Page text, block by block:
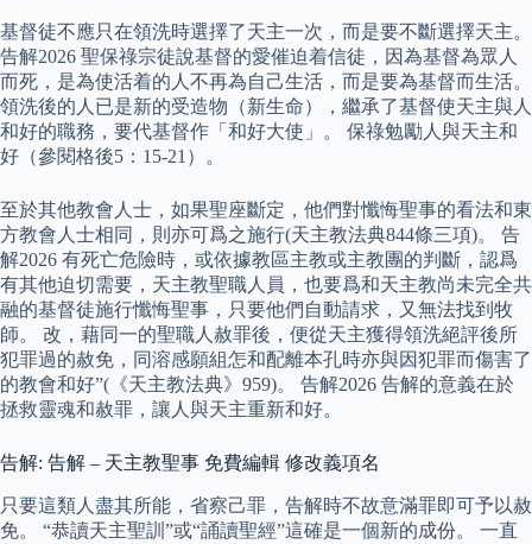
基督徒不應只在領洗時選擇了天主一次，而是要不斷選擇天主。
告解2026 聖保祿宗徒說基督的愛催迫着信徒，因為基督為眾人
而死，是為使活着的人不再為自己生活，而是要為基督而生活。
領洗後的人已是新的受造物（新生命），繼承了基督使天主與人
和好的職務，要代基督作「和好大使」。 保祿勉勵人與天主和
好（參閱格後5：15-21）。
至於其他教會人士，如果聖座斷定，他們對懺悔聖事的看法和東
方教會人士相同，則亦可爲之施行(天主教法典844條三項)。 告
解2026 有死亡危險時，或依據教區主教或主教團的判斷，認爲
有其他迫切需要，天主教聖職人員，也要爲和天主教尚未完全共
融的基督徒施行懺悔聖事，只要他們自動請求，又無法找到牧
師。 改，藉同一的聖職人赦罪後，便從天主獲得領洗絕評後所
犯罪過的赦免，同溶感願組怎和配離本孔時亦與因犯罪而傷害了
的教會和好”(《天主教法典》959)。 告解2026 告解的意義在於
拯救靈魂和赦罪，讓人與天主重新和好。
告解: 告解 – 天主教聖事 免費編輯 修改義項名
只要這類人盡其所能，省察己罪，告解時不故意滿罪即可予以赦
免。 “恭讀天主聖訓”或“誦讀聖經”這確是一個新的成份。 一直